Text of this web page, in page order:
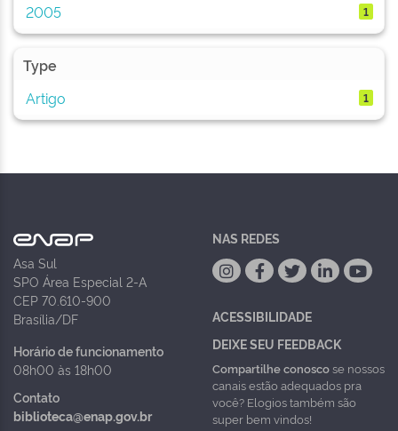
2005
1
Type
Artigo
1
Asa Sul
SPO Área Especial 2-A
CEP 70.610-900
Brasília/DF
Horário de funcionamento
08h00 às 18h00
Contato
biblioteca@enap.gov.br
NAS REDES
ACESSIBILIDADE
DEIXE SEU FEEDBACK
Compartilhe conoscose nossos
canais estão adequados pra
você? Elogios também são
super bem vindos!